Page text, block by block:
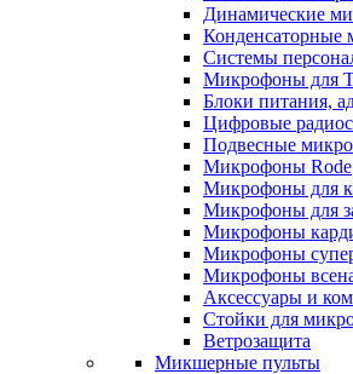
Динамические
Конденсаторные
Системы
Микрофоны для
Блоки питания,
Цифровые
Подвесные
Микрофоны Rode
Микрофоны для
Микрофоны для
Микрофоны
Микрофоны
Микрофоны
Аксессуары и
Стойки для
Ветрозащита
Микшерные пульты